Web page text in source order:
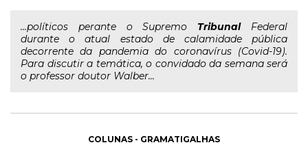
...políticos perante o Supremo TribunalFederal
durante o atual estado de calamidade pública
decorrente da pandemia do coronavírus (Covid-19).
Para discutir a temática, o convidado da semana será
o professor doutor Walber...
COLUNAS - GRAMATIGALHAS